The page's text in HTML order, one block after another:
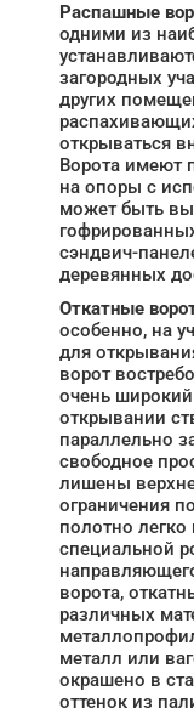
Распашные
одними из
загородных
других
открываться
Ворота имеют
на опоры с
может быть
сэндвич-
деревянных
Откатные
особенно, на
для
ворот
очень
открывании
параллельно
свободное
лишены
ограничения
полотно
специальной
ворота,
различных
металл или
окрашено в
оттенок из